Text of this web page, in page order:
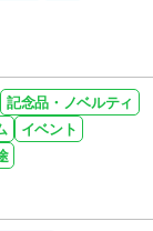
記念品・ノベルティ
イベント